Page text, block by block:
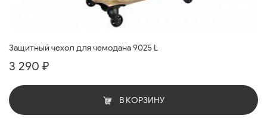
Защитный чехол для чемодана 9025 L
3 290 ₽
В КОРЗИНУ